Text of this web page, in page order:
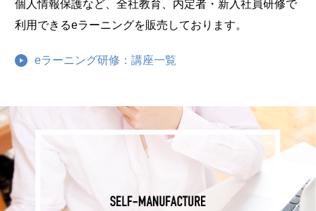
個人情報保護など、全社教育、内定者・新入社員研修で
利用できるeラーニングを販売しております。
eラーニング研修：講座一覧